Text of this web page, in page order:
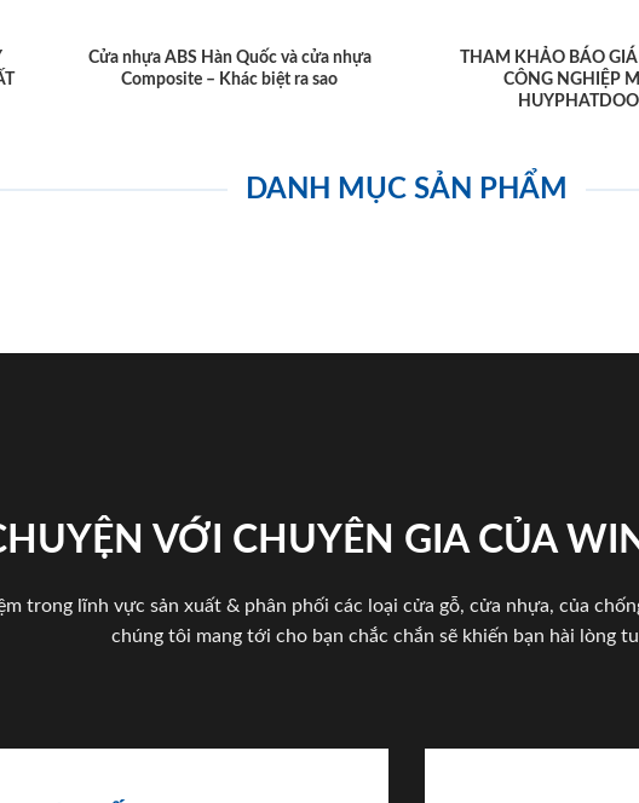
Cửa nhựa ABS Hàn Quốc và cửa nhựa
Composite – Khác biệt ra sao
THAM KHẢO BÁO
CÔNG NGHIỆP
DANH MỤC SẢN PHẨM
VỚI CHUYÊN GIA CỦA
trong lĩnh vực sản xuất & phân phối các loại cửa gỗ, cửa nhựa, của
chúng tôi mang tới cho bạn chắc chắn sẽ khiến bạn hài lòng